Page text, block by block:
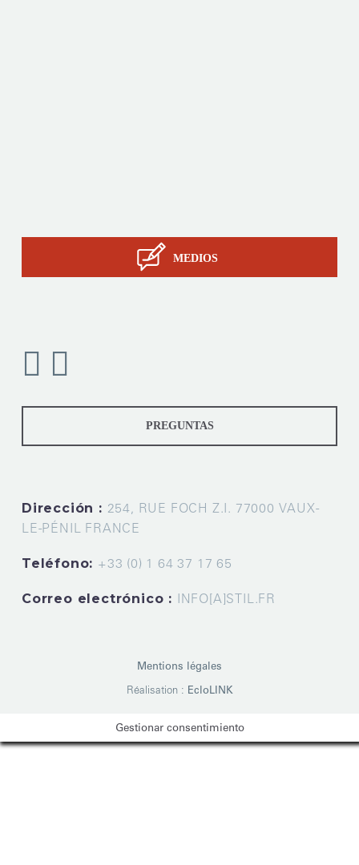
MEDIOS
PREGUNTAS
Dirección : 254, RUE FOCH Z.I. 77000 VAUX-
LE-PÉNIL FRANCE
Teléfono: +33 (0) 1 64 37 17 65
Correo electrónico : INFO[A]STIL.FR
Mentions légales
Réalisation : EcloLINK
Gestionar consentimiento